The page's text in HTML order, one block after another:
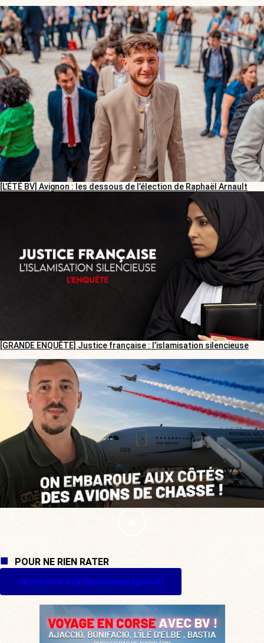
[L’ÉTÉ BV] Avignon : les dessous de l’élection de Raphaël Arnault
[GRANDE ENQUÊTE] Justice française : l’islamisation silencieuse
POUR NE RIEN RATER
Je m'inscris à La Quotidienne (gratuit)